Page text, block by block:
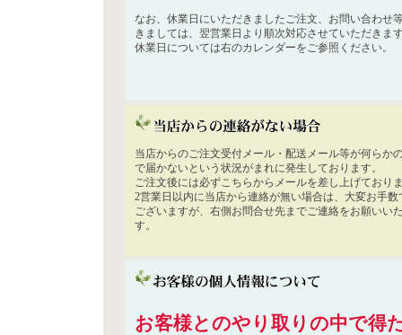
なお、休業日にいただきましたご注文、お問い合わせ
きましては、翌営業日より順次対応させていただきま
休業日については右のカレンダーをご参照ください。
当店からのご注文受付メール・配送メール等が何らか
で届かないという状況がまれに発生しております。
ご注文後には必ずこちらからメールを差し上げており
2営業日以内に当店から連絡が無い場合は、大変お手数
ございますが、右側お問合せ先までご連絡をお願いい
す。
お客様とのやり取りの中で得